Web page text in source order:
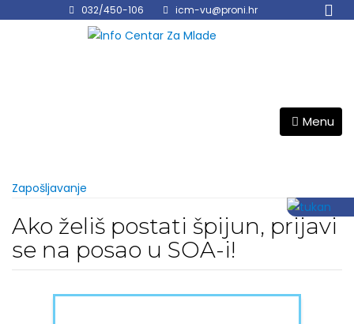
032/450-106 icm-vu@proni.hr
Menu
Zapošljavanje
Ako želiš postati špijun, prijavi
se na posao u SOA-i!